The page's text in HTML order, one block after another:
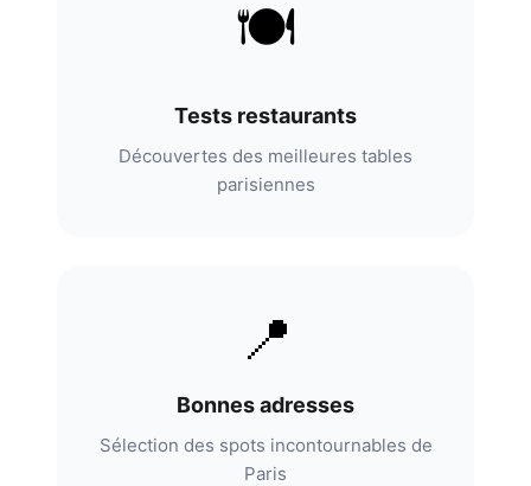
🍽️
Tests restaurants
Découvertes des meilleures tables
parisiennes
📍
Bonnes adresses
Sélection des spots incontournables de
Paris